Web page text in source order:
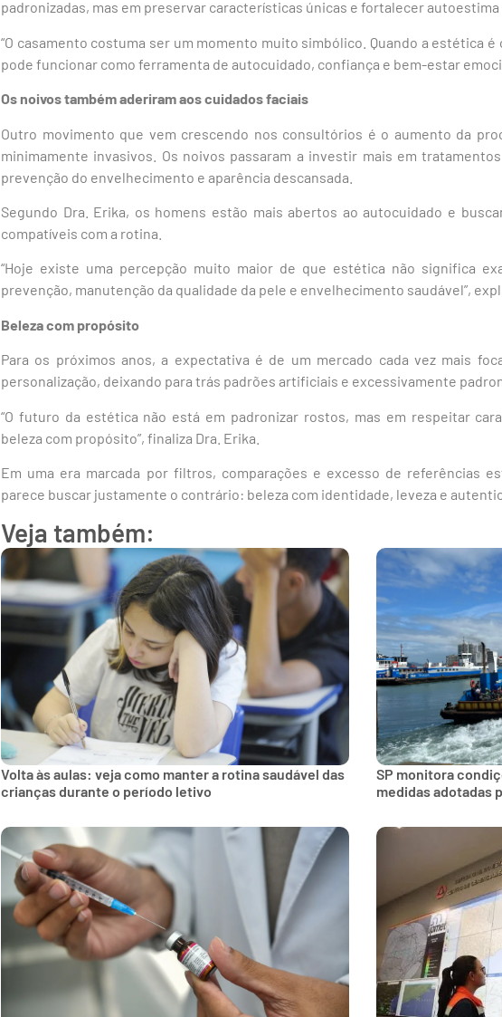
padronizadas, mas em preservar características únicas e fortalecer autoestima
“O casamento costuma ser um momento muito simbólico. Quando a estética
pode funcionar como ferramenta de autocuidado, confiança e bem-estar
Os noivos também aderiram aos cuidados faciais
Outro movimento que vem crescendo nos consultórios é o aumento da
minimamente invasivos. Os noivos passaram a investir mais em
prevenção do envelhecimento e aparência descansada.
Segundo Dra. Erika, os homens estão mais abertos ao autocuidado e
compatíveis com a rotina.
“Hoje existe uma percepção muito maior de que estética não significa
prevenção, manutenção da qualidade da pele e envelhecimento saudável”,
Beleza com propósito
Para os próximos anos, a expectativa é de um mercado cada vez mais
personalização, deixando para trás padrões artificiais e excessivamente
“O futuro da estética não está em padronizar rostos, mas em respeitar
beleza com propósito”, finaliza Dra. Erika.
Em uma era marcada por filtros, comparações e excesso de referências
parece buscar justamente o contrário: beleza com identidade, leveza e
Veja também:
Volta às aulas: veja como manter a rotina saudável das
crianças durante o período letivo
SP monitora
medidas adotadas